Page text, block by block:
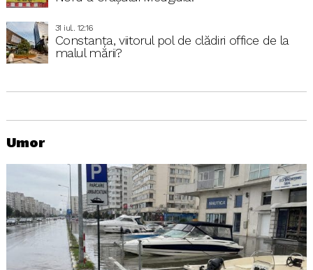
31 iul.. 12:16
Constanța, viitorul pol de clădiri office de la
malul mării?
Umor